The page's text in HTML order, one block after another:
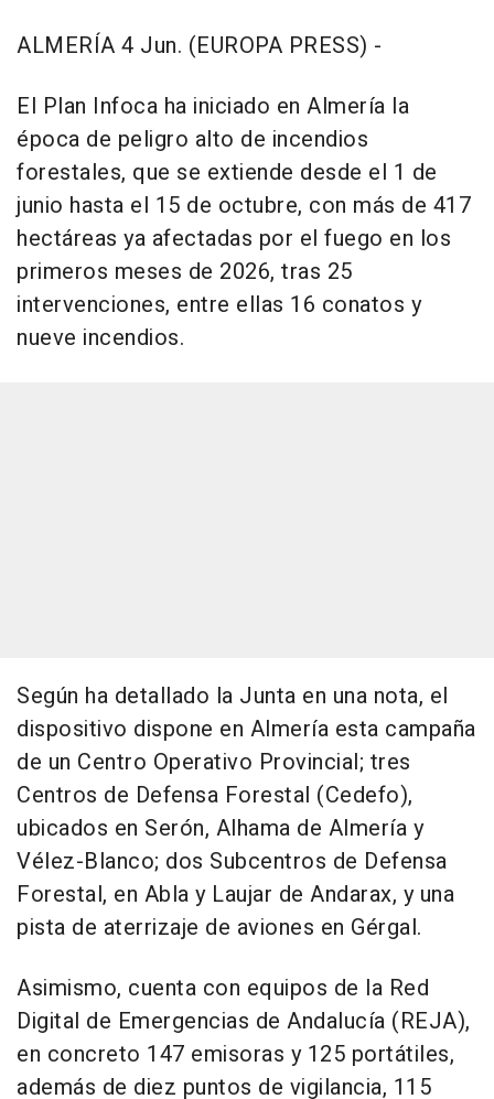
ALMERÍA 4 Jun. (EUROPA PRESS) -
El Plan Infoca ha iniciado en Almería la
época de peligro alto de incendios
forestales, que se extiende desde el 1 de
junio hasta el 15 de octubre, con más de 417
hectáreas ya afectadas por el fuego en los
primeros meses de 2026, tras 25
intervenciones, entre ellas 16 conatos y
nueve incendios.
Según ha detallado la Junta en una nota, el
dispositivo dispone en Almería esta campaña
de un Centro Operativo Provincial; tres
Centros de Defensa Forestal (Cedefo),
ubicados en Serón, Alhama de Almería y
Vélez-Blanco; dos Subcentros de Defensa
Forestal, en Abla y Laujar de Andarax, y una
pista de aterrizaje de aviones en Gérgal.
Asimismo, cuenta con equipos de la Red
Digital de Emergencias de Andalucía (REJA),
en concreto 147 emisoras y 125 portátiles,
además de diez puntos de vigilancia, 115